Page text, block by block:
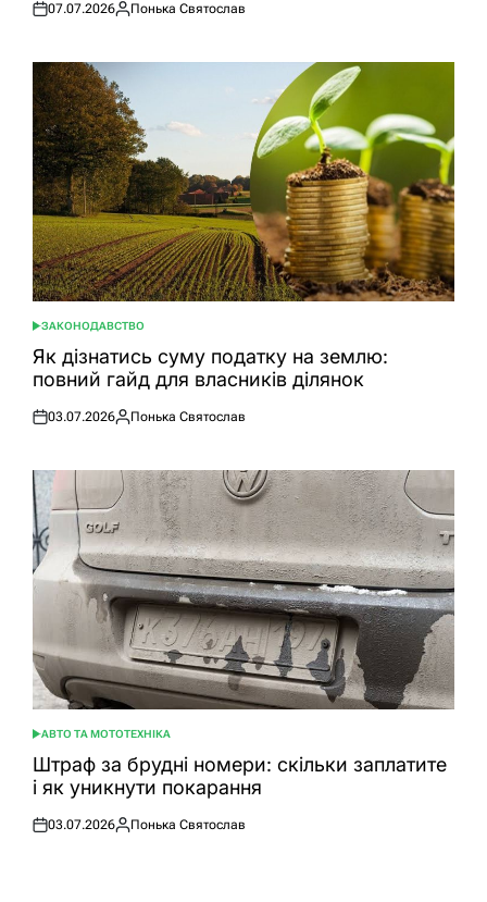
Оприлюднено
07.07.2026
Опубліковано
Понька Святослав
ОПУБЛІКУВАТИ
У
ЗАКОНОДАВСТВО
Як дізнатись суму податку на землю:
повний гайд для власників ділянок
Оприлюднено
03.07.2026
Опубліковано
Понька Святослав
ОПУБЛІКУВАТИ
У
АВТО ТА МОТОТЕХНІКА
Штраф за брудні номери: скільки заплатите
і як уникнути покарання
Оприлюднено
03.07.2026
Опубліковано
Понька Святослав